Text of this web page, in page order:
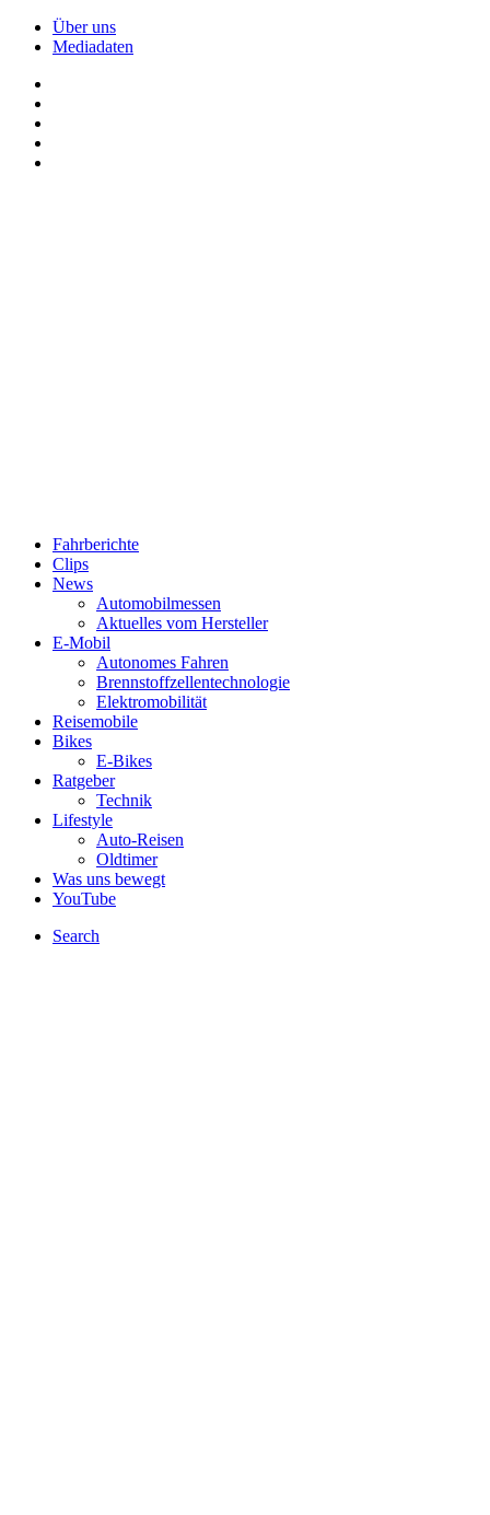
Über uns
Mediadaten
Fahrberichte
Clips
News
Automobilmessen
Aktuelles vom Hersteller
E-Mobil
Autonomes Fahren
Brennstoffzellentechnologie
Elektromobilität
Reisemobile
Bikes
E-Bikes
Ratgeber
Technik
Lifestyle
Auto-Reisen
Oldtimer
Was uns bewegt
YouTube
Search